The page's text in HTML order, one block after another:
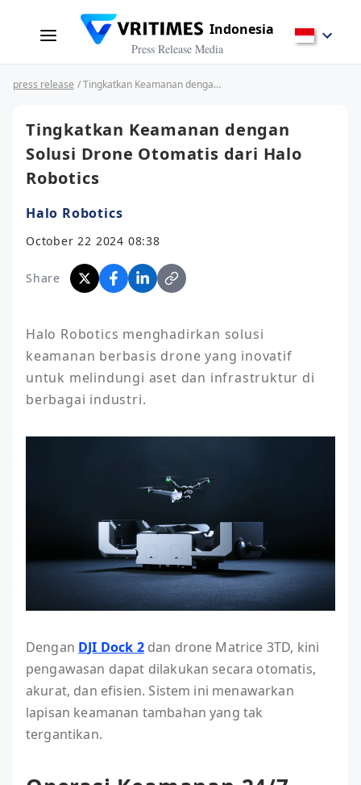
Indonesia
Press Release Media
press release / Tingkatkan Keamanan dengan Solusi Drone Otomatis dari Halo Robotics
Tingkatkan Keamanan dengan
Solusi Drone Otomatis dari Halo
Robotics
Halo Robotics
October 22 2024 08:38
Share
Halo Robotics menghadirkan solusi
keamanan berbasis drone yang inovatif
untuk melindungi aset dan infrastruktur di
berbagai industri.
Dengan DJI Dock 2dan drone Matrice 3TD, kini
pengawasan dapat dilakukan secara otomatis,
akurat, dan efisien. Sistem ini menawarkan
lapisan keamanan tambahan yang tak
tergantikan.